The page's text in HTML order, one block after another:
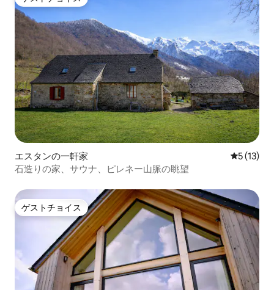
ゲストチョイス
エスタンの一軒家 レビュー
5 (13)
石造りの家、サウナ、ピレネー山脈の眺望
ゲストチョイス
ゲストチョイス